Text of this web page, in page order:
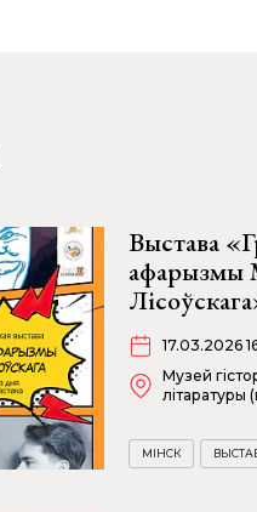
Выстава
афарызмы
17.03.2026
Музей
літаратуры
МІНСК